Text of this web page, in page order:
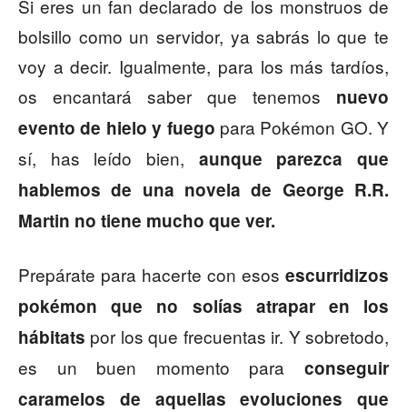
Si eres un fan declarado de los monstruos de
bolsillo como un servidor, ya sabrás lo que te
voy a decir. Igualmente, para los más tardíos,
os encantará saber que tenemos nuevo
evento de hielo y fuego para Pokémon GO. Y
sí, has leído bien, aunque parezca que
hablemos de una novela de George R.R.
Martin no tiene mucho que ver.
Prepárate para hacerte con esos escurridizos
pokémon que no solías atrapar en los
hábitats por los que frecuentas ir. Y sobretodo,
es un buen momento para conseguir
caramelos de aquellas evoluciones que